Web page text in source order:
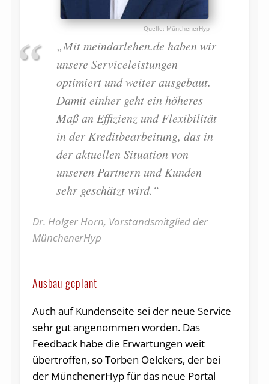
MünchenerHyp
„Mit meindarlehen.de haben wir
unsere Serviceleistungen
optimiert und weiter ausgebaut.
Damit einher geht ein höheres
Maß an Effizienz und Flexibilität
in der Kreditbearbeitung, das in
der aktuellen Situation von
unseren Partnern und Kunden
sehr geschätzt wird.“
Dr. Holger Horn, Vorstandsmitglied der
MünchenerHyp
Ausbau geplant
Auch auf Kundenseite sei der neue Service
sehr gut angenommen worden. Das
Feedback habe die Erwartungen weit
übertroffen, so Torben Oelckers, der bei
der MünchenerHyp für das neue Portal